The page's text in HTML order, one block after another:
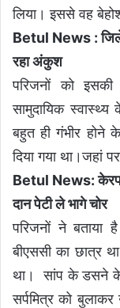
लिया। इससे वह
Betul News :
रहा अंकुश
परिजनों को
सामुदायिक
बहुत ही गंभीर
दिया गया था।जहां
Betul News:
दान पेटी ले भागे चोर
परिजनों ने बताया
बीएससी का छात्र
था। सांप के डसने के
सर्पमित्र को